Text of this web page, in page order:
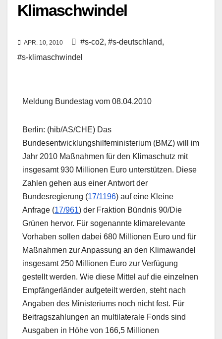
Klimaschwindel
APR. 10, 2010 #s-co2, #s-deutschland,
#s-klimaschwindel
Meldung Bundestag vom 08.04.2010
Berlin: (hib/AS/CHE) Das
Bundesentwicklungshilfeministerium (BMZ) will im
Jahr 2010 Maßnahmen für den Klimaschutz mit
insgesamt 930 Millionen Euro unterstützen. Diese
Zahlen gehen aus einer Antwort der
Bundesregierung (17/1196) auf eine Kleine
Anfrage (17/961) der Fraktion Bündnis 90/Die
Grünen hervor. Für sogenannte klimarelevante
Vorhaben sollen dabei 680 Millionen Euro und für
Maßnahmen zur Anpassung an den Klimawandel
insgesamt 250 Millionen Euro zur Verfügung
gestellt werden. Wie diese Mittel auf die einzelnen
Empfängerländer aufgeteilt werden, steht nach
Angaben des Ministeriums noch nicht fest. Für
Beitragszahlungen an multilaterale Fonds sind
Ausgaben in Höhe von 166,5 Millionen